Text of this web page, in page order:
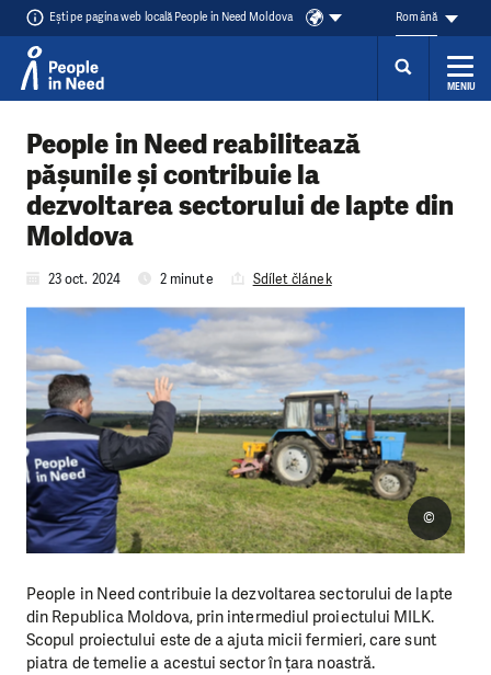
Ești pe pagina web locală People in Need Moldova Română
MENIU
People in Need reabilitează
pășunile și contribuie la
dezvoltarea sectorului de lapte din
Moldova
23 oct. 2024 2 minute Sdílet článek
©
People in Need contribuie la dezvoltarea sectorului de lapte
din Republica Moldova, prin intermediul proiectului MILK.
Scopul proiectului este de a ajuta micii fermieri, care sunt
piatra de temelie a acestui sector în țara noastră.